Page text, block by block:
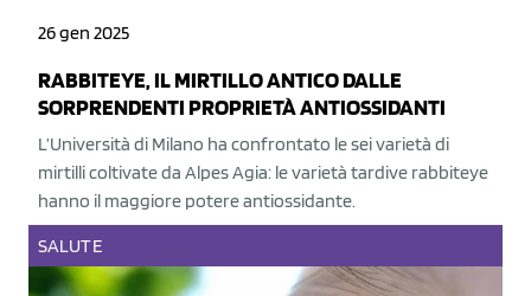
26 gen 2025
RABBITEYE, IL MIRTILLO ANTICO DALLE
SORPRENDENTI PROPRIETÀ ANTIOSSIDANTI
L’Università di Milano ha confrontato le sei varietà di
mirtilli coltivate da Alpes Agia: le varietà tardive rabbiteye
hanno il maggiore potere antiossidante.
SALUTE